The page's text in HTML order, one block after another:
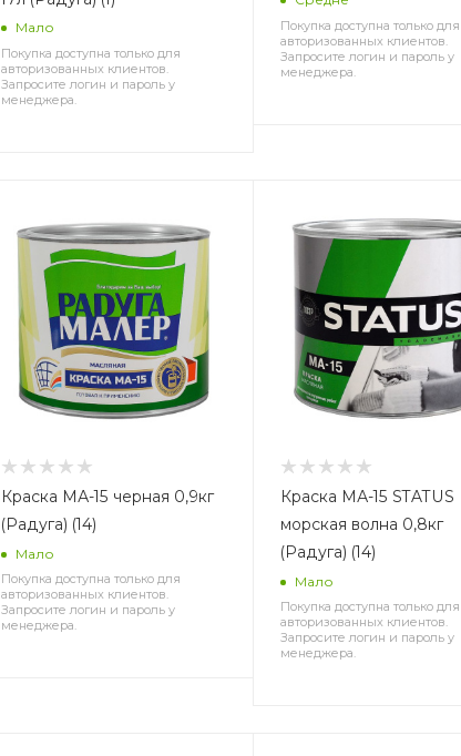
Мало
Покупка доступна только для
авторизованных клиентов.
Запросите логин и пароль у
менеджера.
Покупка доступна только для
авторизованных клиентов.
Запросите логин и пароль у
менеджера.
Краска МА-15 черная 0,9кг
(Радуга) (14)
Мало
Покупка доступна только для
авторизованных клиентов.
Запросите логин и пароль у
менеджера.
Краска МА-15 STATUS
морская волна 0,8кг
(Радуга) (14)
Мало
Покупка доступна только для
авторизованных клиентов.
Запросите логин и пароль у
менеджера.